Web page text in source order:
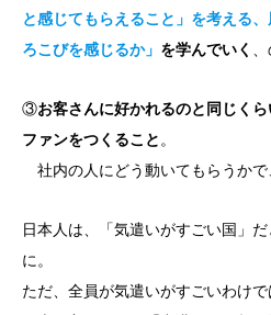
と感じてもらえること」を考える
ろこびを感じるか」 を学んでいく
③お客さんに好かれるのと同じく
ファンをつくること 。
社内の人にどう動いてもらうかで
日本人は、「気遣いがすごい国」
に。
ただ、全員が気遣いがすごいわけで